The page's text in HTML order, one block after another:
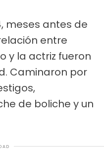
meses antes de
entre
y la actriz fueron
Caminaron por
de boliche y un